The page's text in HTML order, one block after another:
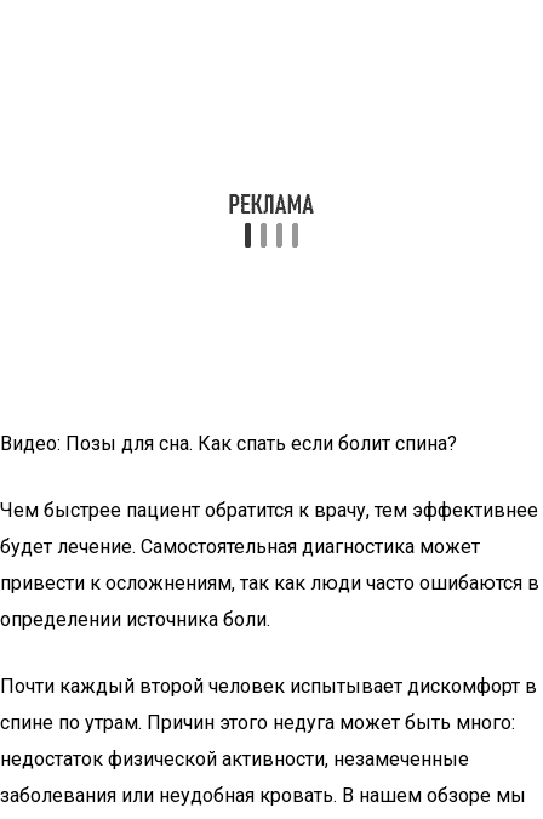
Видео: Позы для сна. Как спать если болит спина?
Чем быстрее пациент обратится к врачу, тем эффективнее
будет лечение. Самостоятельная диагностика может
привести к осложнениям, так как люди часто ошибаются в
определении источника боли.
Почти каждый второй человек испытывает дискомфорт в
спине по утрам. Причин этого недуга может быть много:
недостаток физической активности, незамеченные
заболевания или неудобная кровать. В нашем обзоре мы